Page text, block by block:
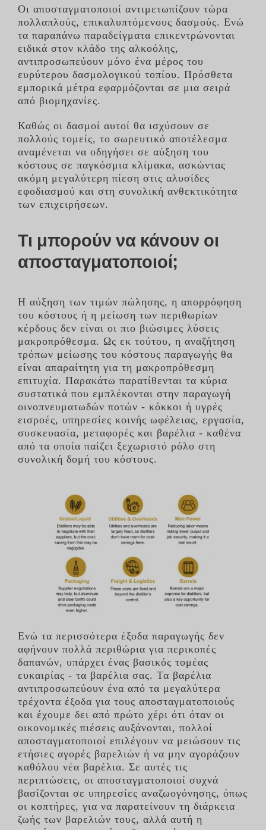
Οι αποσταγματοποιοί αντιμετωπίζουν τώρα
πολλαπλούς, επικαλυπτόμενους δασμούς. Ενώ
τα παραπάνω παραδείγματα επικεντρώνονται
ειδικά στον κλάδο της αλκοόλης,
αντιπροσωπεύουν μόνο ένα μέρος του
ευρύτερου δασμολογικού τοπίου. Πρόσθετα
εμπορικά μέτρα εφαρμόζονται σε μια σειρά
από βιομηχανίες.
Καθώς οι δασμοί αυτοί θα ισχύσουν σε
πολλούς τομείς, το σωρευτικό αποτέλεσμα
αναμένεται να οδηγήσει σε αύξηση του
κόστους σε παγκόσμια κλίμακα, ασκώντας
ακόμη μεγαλύτερη πίεση στις αλυσίδες
εφοδιασμού και στη συνολική ανθεκτικότητα
των επιχειρήσεων.
Τι μπορούν να κάνουν οι
αποσταγματοποιοί;
Η αύξηση των τιμών πώλησης, η απορρόφηση
του κόστους ή η μείωση των περιθωρίων
κέρδους δεν είναι οι πιο βιώσιμες λύσεις
μακροπρόθεσμα. Ως εκ τούτου, η αναζήτηση
τρόπων μείωσης του κόστους παραγωγής θα
είναι απαραίτητη για τη μακροπρόθεσμη
επιτυχία. Παρακάτω παρατίθενται τα κύρια
συστατικά που εμπλέκονται στην παραγωγή
οινοπνευματωδών ποτών - κόκκοι ή υγρές
εισροές, υπηρεσίες κοινής ωφέλειας, εργασία,
συσκευασία, μεταφορές και βαρέλια - καθένα
από τα οποία παίζει ξεχωριστό ρόλο στη
συνολική δομή του κόστους.
Ενώ τα περισσότερα έξοδα παραγωγής δεν
αφήνουν πολλά περιθώρια για περικοπές
δαπανών, υπάρχει ένας βασικός τομέας
ευκαιρίας - τα βαρέλια σας. Τα βαρέλια
αντιπροσωπεύουν ένα από τα μεγαλύτερα
τρέχοντα έξοδα για τους αποσταγματοποιούς
και έχουμε δει από πρώτο χέρι ότι όταν οι
οικονομικές πιέσεις αυξάνονται, πολλοί
αποσταγματοποιοί επιλέγουν να μειώσουν τις
ετήσιες αγορές βαρελιών ή να μην αγοράζουν
καθόλου νέα βαρέλια. Σε αυτές τις
περιπτώσεις, οι αποσταγματοποιοί συχνά
βασίζονται σε υπηρεσίες αναζωογόνησης, όπως
οι κοπτήρες, για να παρατείνουν τη διάρκεια
ζωής των βαρελιών τους, αλλά αυτή η